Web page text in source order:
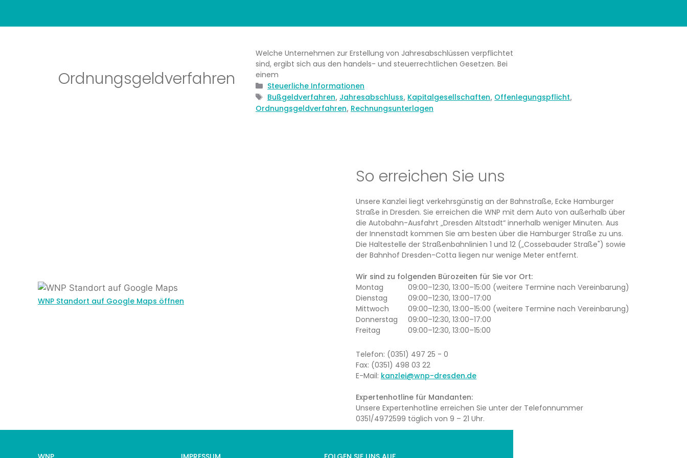
Ordnungsgeldverfahren
Welche Unternehmen zur Erstellung von Jahresabschlüssen verpflichtet
sind, ergibt sich aus den handels- und steuerrechtlichen Gesetzen. Bei
einem
Kategorien
Steuerliche Informationen
Schlagwörter
Bußgeldverfahren, Jahresabschluss, Kapitalgesellschaften, Offenlegungspflicht,
Ordnungsgeldverfahren, Rechnungsunterlagen
WNP Standort auf Google Maps öffnen
So erreichen Sie uns
Unsere Kanzlei liegt verkehrsgünstig an der Bahnstraße, Ecke Hamburger
Straße in Dresden. Sie erreichen die WNP mit dem Auto von außerhalb über
die Autobahn-Ausfahrt „Dresden Altstadt“ innerhalb weniger Minuten. Aus
der Innenstadt kommen Sie am besten über die Hamburger Straße zu uns.
Die Haltestelle der Straßenbahnlinien 1 und 12 („Cossebauder Straße") sowie
der Bahnhof Dresden-Cotta liegen nur wenige Meter entfernt.
Wir sind zu folgenden Bürozeiten für Sie vor Ort:
Montag
09:00–12:30, 13:00–15:00 (weitere Termine nach Vereinbarung)
Dienstag
09:00–12:30, 13:00–17:00
Mittwoch
09:00–12:30, 13:00–15:00 (weitere Termine nach Vereinbarung)
Donnerstag
09:00–12:30, 13:00–17:00
Freitag
09:00–12:30, 13:00–15:00
Telefon: (0351) 497 25 - 0
Fax: (0351) 498 03 22
E-Mail: kanzlei@wnp-dresden.de
Expertenhotline für Mandanten:
Unsere Expertenhotline erreichen Sie unter der Telefonnummer
0351/4972599 täglich von 9 – 21 Uhr.